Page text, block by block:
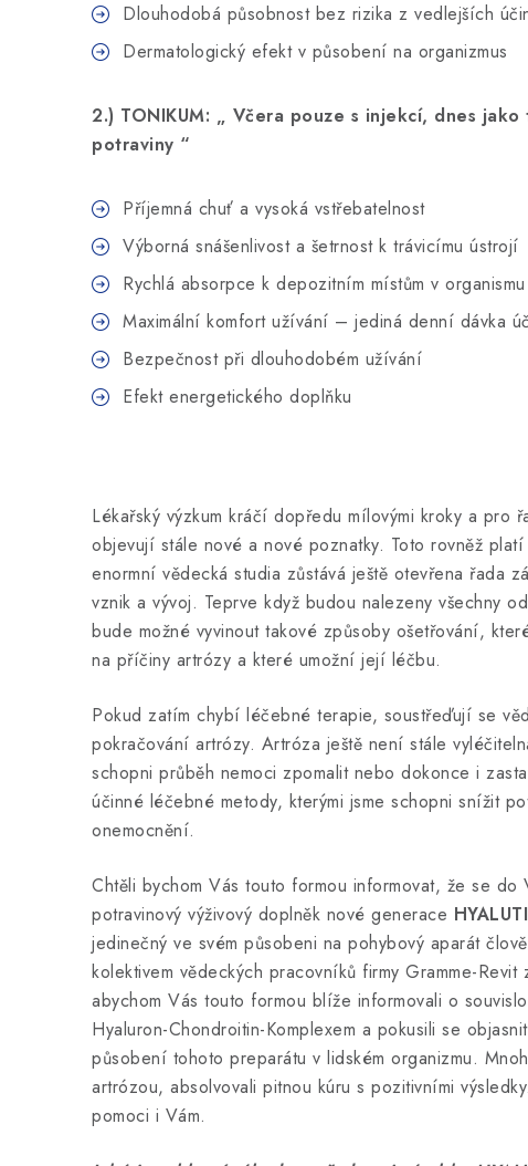
Dlouhodobá působnost bez rizika z vedlejších
Dermatologický efekt v působení na organizmus
2.) TONIKUM: „ Včera pouze s injekcí, dnes
potraviny “
Příjemná chuť a vysoká vstřebatelnost
Výborná snášenlivost a šetrnost k trávicímu ústrojí
Rychlá absorpce k depozitním místům v organismu
Maximální komfort užívání – jediná denní dávka
Bezpečnost při dlouhodobém užívání
Efekt energetického doplňku
Lékařský výzkum kráčí dopředu mílovými kroky a pro
objevují stále nové a nové poznatky. Toto rovněž
enormní vědecká studia zůstává ještě otevřena řada
vznik a vývoj. Teprve když budou nalezeny všechny
bude možné vyvinout takové způsoby ošetřování,
na příčiny artrózy a které umožní její léčbu.
Pokud zatím chybí léčebné terapie, soustřeďují se
pokračování artrózy. Artróza ještě není stále
schopni průběh nemoci zpomalit nebo dokonce i
účinné léčebné metody, kterými jsme schopni snížit
onemocnění.
Chtěli bychom Vás touto formou informovat, že se do
potravinový výživový doplněk nové generace
jedinečný ve svém působeni na pohybový aparát
kolektivem vědeckých pracovníků firmy Gramme-
abychom Vás touto formou blíže informovali o
Hyaluron-Chondroitin-Komplexem a pokusili se
působení tohoto preparátu v lidském organizmu.
artrózou, absolvovali pitnou kúru s pozitivními
pomoci i Vám.